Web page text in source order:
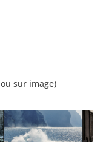
ou sur image)